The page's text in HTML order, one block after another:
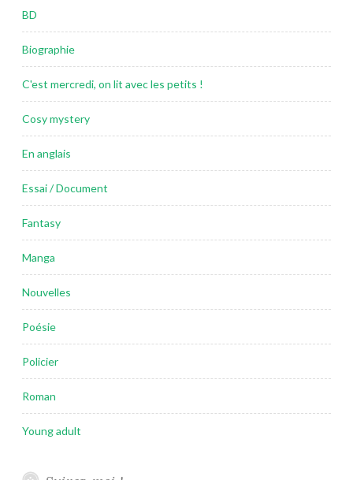
BD
Biographie
C'est mercredi, on lit avec les petits !
Cosy mystery
En anglais
Essai / Document
Fantasy
Manga
Nouvelles
Poésie
Policier
Roman
Young adult